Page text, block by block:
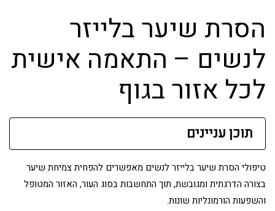
הסרת שיער בלייזר
לנשים – התאמה אישית
לכל אזור בגוף
תוכן עניינים
טיפולי הסרת שיער בלייזר לנשים מאפשרים להפחית צמיחת שיער
בצורה הדרגתית ומגובשת, תוך התחשבות בסוג העור, האזור המטופל
והשפעות הורמונליות שונות.